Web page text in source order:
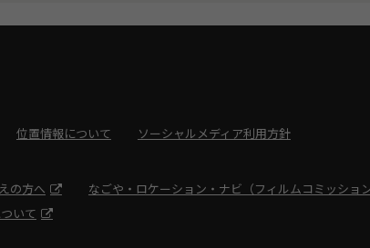
位置情報について ソーシャルメディア利用方針
の方へ
なごや・ロケーション・ナビ（フィルムコミッショ
いて